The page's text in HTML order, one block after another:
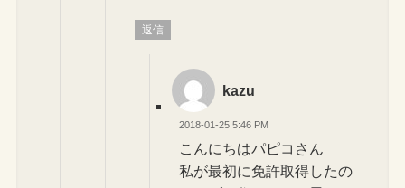
返信
kazu
2018-01-25 5:46 PM
こんにちはパピコさん
私が最初に免許取得したの